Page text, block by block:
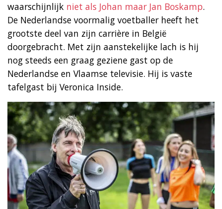
waarschijnlijk niet als Johan maar Jan Boskamp.
De Nederlandse voormalig voetballer heeft het
grootste deel van zijn carrière in België
doorgebracht. Met zijn aanstekelijke lach is hij
nog steeds een graag geziene gast op de
Nederlandse en Vlaamse televisie. Hij is vaste
tafelgast bij Veronica Inside.